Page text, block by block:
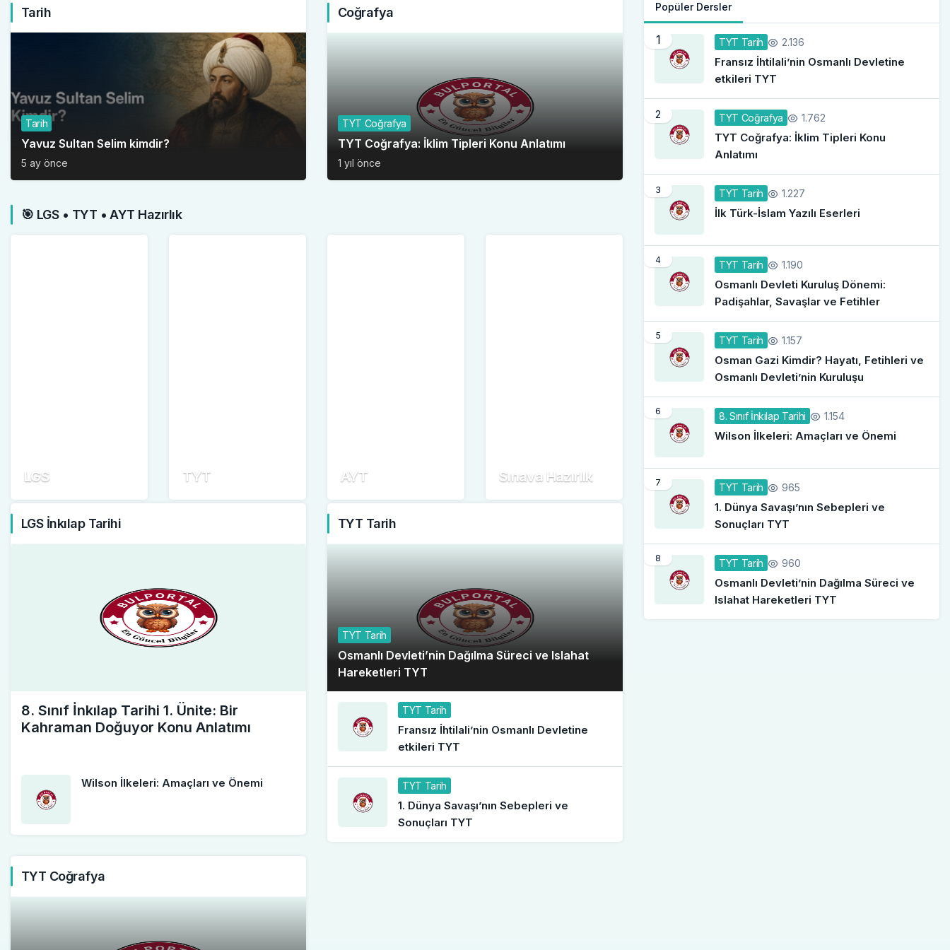
Tarih
Tarih
Yavuz Sultan Selim kimdir?
5 ay önce
Coğrafya
TYT Coğrafya
TYT Coğrafya: İklim Tipleri Konu Anlatımı
1 yıl önce
🎯 LGS • TYT • AYT Hazırlık
LGS TYT AYT Sınava Hazırlık
LGS İnkılap Tarihi
8. Sınıf İnkılap Tarihi 1. Ünite: Bir
Kahraman Doğuyor Konu Anlatımı
Wilson İlkeleri: Amaçları ve Önemi
TYT Tarih
TYT Tarih
Osmanlı Devleti’nin Dağılma Süreci ve Islahat
Hareketleri TYT
TYT Tarih
Fransız İhtilali’nin Osmanlı Devletine
etkileri TYT
TYT Tarih
1. Dünya Savaşı’nın Sebepleri ve
Sonuçları TYT
TYT Coğrafya
Popüler Dersler
1 TYT Tarih 2.136
Fransız İhtilali’nin Osmanlı Devletine
etkileri TYT
2 TYT Coğrafya 1.762
TYT Coğrafya: İklim Tipleri Konu
Anlatımı
3 TYT Tarih 1.227
İlk Türk-İslam Yazılı Eserleri
4 TYT Tarih 1.190
Osmanlı Devleti Kuruluş Dönemi:
Padişahlar, Savaşlar ve Fetihler
5 TYT Tarih 1.157
Osman Gazi Kimdir? Hayatı, Fetihleri ve
Osmanlı Devleti’nin Kuruluşu
6 8. Sınıf İnkılap Tarihi 1.154
Wilson İlkeleri: Amaçları ve Önemi
7 TYT Tarih 965
1. Dünya Savaşı’nın Sebepleri ve
Sonuçları TYT
8 TYT Tarih 960
Osmanlı Devleti’nin Dağılma Süreci ve
Islahat Hareketleri TYT